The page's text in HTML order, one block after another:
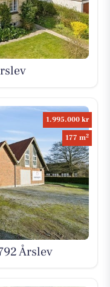
1.995.000 kr
177 m2
Årslev